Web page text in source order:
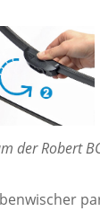
der Robert